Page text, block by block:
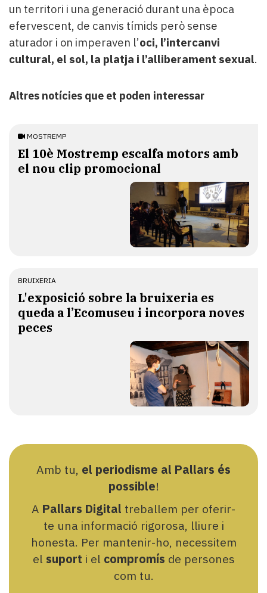
un territori i una generació durant una època
efervescent, de canvis tímids però sense
aturador i on imperaven l’oci, l’intercanvi
cultural, el sol, la platja i l’alliberament sexual.
Altres notícies que et poden interessar
MOSTREMP
El 10è Mostremp escalfa motors amb
el nou clip promocional
BRUIXERIA
​L'exposició sobre la bruixeria es
queda a l’Ecomuseu i incorpora noves
peces
Amb tu, el periodisme al Pallars és
possible!
A Pallars Digital treballem per oferir-
te una informació rigorosa, lliure i
honesta. Per mantenir-ho, necessitem
el suport i el compromís de persones
com tu.